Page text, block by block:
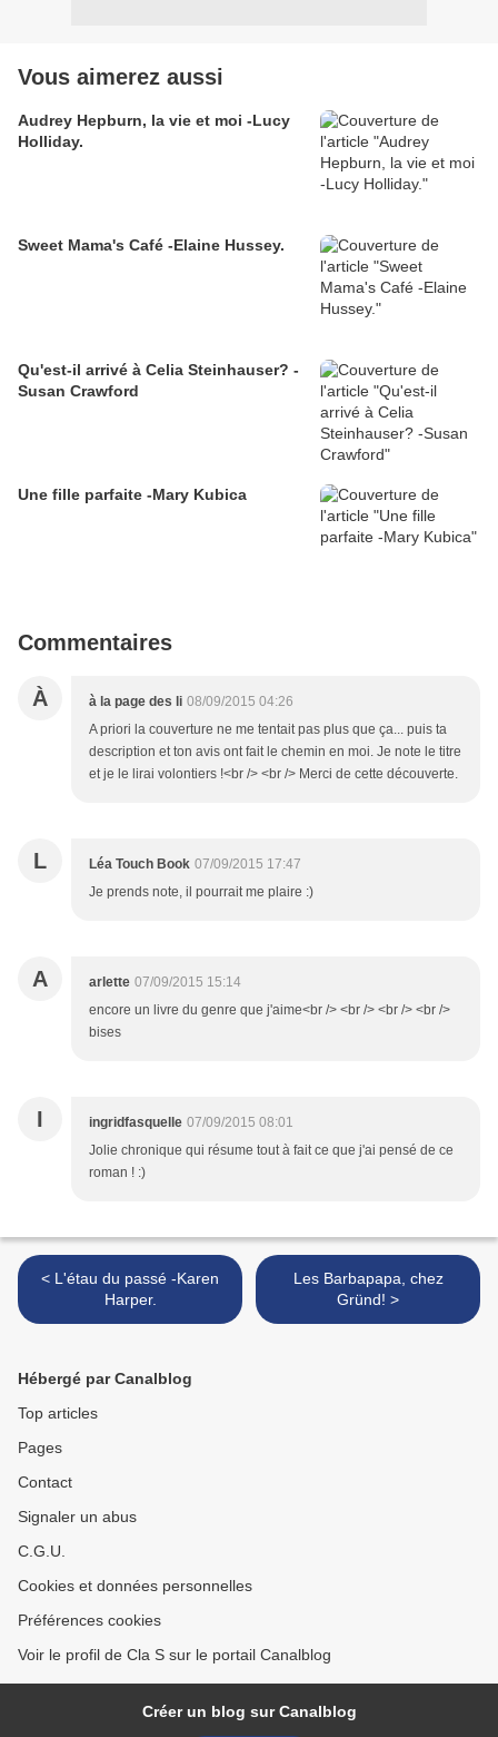
Vous aimerez aussi
Audrey Hepburn, la vie et moi -Lucy
Holliday.
Sweet Mama's Café -Elaine Hussey.
Qu'est-il arrivé à Celia Steinhauser? -
Susan Crawford
Une fille parfaite -Mary Kubica
Commentaires
À à la page des li 08/09/2015 04:26
A priori la couverture ne me tentait pas plus que ça... puis ta
description et ton avis ont fait le chemin en moi. Je note le titre
et je le lirai volontiers !<br /> <br /> Merci de cette découverte.
L Léa Touch Book 07/09/2015 17:47
Je prends note, il pourrait me plaire :)
A arlette 07/09/2015 15:14
encore un livre du genre que j'aime<br /> <br /> <br /> <br />
bises
I ingridfasquelle 07/09/2015 08:01
Jolie chronique qui résume tout à fait ce que j'ai pensé de ce
roman ! :)
< L'étau du passé -Karen
Harper.
Les Barbapapa, chez
Gründ! >
Hébergé par Canalblog
Top articles
Pages
Contact
Signaler un abus
C.G.U.
Cookies et données personnelles
Préférences cookies
Voir le profil de Cla S sur le portail Canalblog
Créer un blog sur Canalblog